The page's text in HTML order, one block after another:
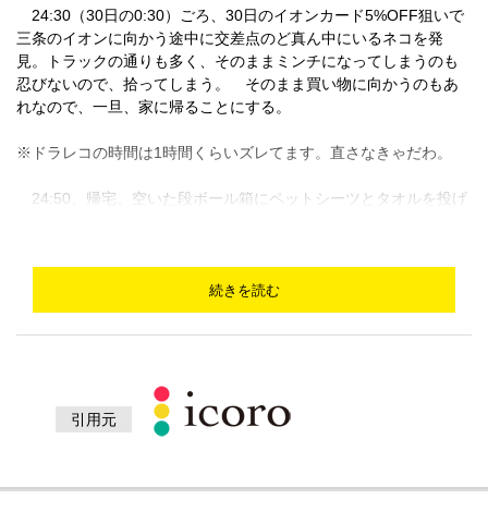
24:30（30日の0:30）ごろ、30日のイオンカード5%OFF狙いで
三条のイオンに向かう途中に交差点のど真ん中にいるネコを発
見。トラックの通りも多く、そのままミンチになってしまうのも
忍びないので、拾ってしまう。 そのまま買い物に向かうのもあ
れなので、一旦、家に帰ることにする。
※ドラレコの時間は1時間くらいズレてます。直さなきゃだわ。
24:50、帰宅。空いた段ボール箱にペットシーツとタオルを投げ
な歯も生え揃っていたので、おそらく生後一ヶ月から二ヶ月の間
くらい。たぶんメス。サイズと状態から迷いネコの線は薄いと思
われる。でも、ノラのわりに体はきれい。最近、雨が降ってない
から？ 歩き方が変。這いずるように歩く。
しわの寄った困り顔をしているように見えました。
いずれにしてもペット用のミルクとフードが必要なので、再度
続きを読む
引用元